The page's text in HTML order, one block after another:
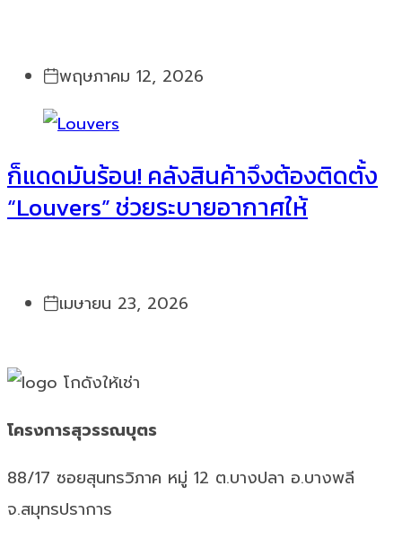
พฤษภาคม 12, 2026
ก็แดดมันร้อน! คลังสินค้าจึงต้องติดตั้ง
“Louvers” ช่วยระบายอากาศให้
เมษายน 23, 2026
โครงการสุวรรณบุตร
88/17 ซอยสุนทรวิภาค หมู่ 12 ต.บางปลา อ.บางพลี
จ.สมุทรปราการ